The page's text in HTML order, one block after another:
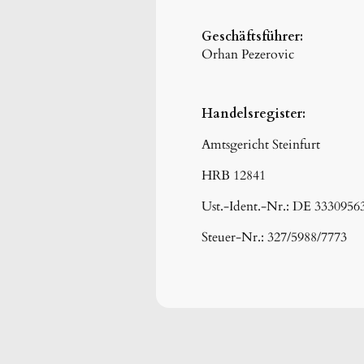
Geschäftsführer:
Orhan Pezerovic
Handelsregister:
Amtsgericht Steinfurt
HRB 12841
Ust.-Ident.-Nr.: DE
Steuer-Nr.: 327/5988/7773